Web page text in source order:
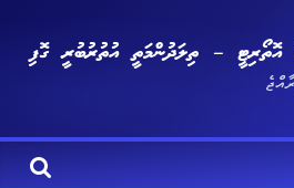
އޮތޯރިޓީ – ތިލަދުންމަތީ އުތުރުބުރީ ގޮފި